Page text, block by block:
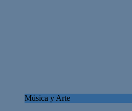
Música y Arte